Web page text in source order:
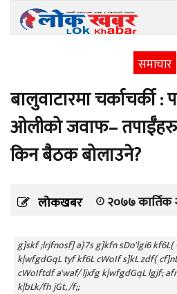
समाचार
बालुवाटारमा चर्काचर्की :
ओलीको जवाफ– तपाईँहरु
किन बैठक बोलाउने?
लोकखबर २०७७ कार्तिक
g]skf ;lrjfnosf] a}7s g]kfn sDo'lgi6
k|wfgdGqL tyf kf6L cWoIf s]kL zdf{
cWoIftdf a'waf/ ljxfg k|wfgdGqL lgjf;
k|bLk/fh jGt, /f;;